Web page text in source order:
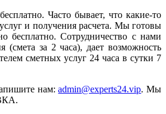
Часто бывает, что какие-то
и получения расчета. Мы готовы
бесплатно. Сотрудничество с нами
за 2 часа), дает возможность
сметных услуг 24 часа в сутки 7
нам:admin@experts24.vip. Мы